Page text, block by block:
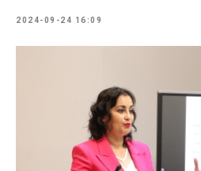
2024-09-24 16:09